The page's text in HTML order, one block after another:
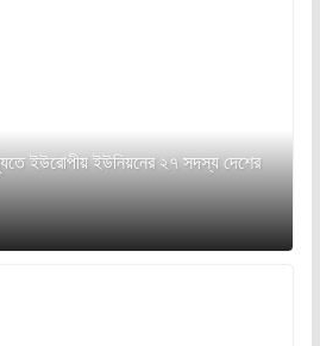
ইউরোপীয় ইউনিয়নের ২৭ সদস্য দেশের